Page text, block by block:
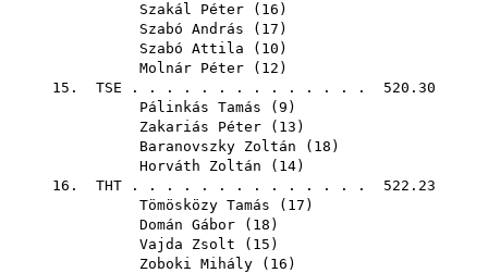
Szakál Péter ( 16 )
Szabó András ( 17 )
Szabó Attila ( 10 )
Molnár Péter ( 12 )
15. TSE . . . . . . . . . . . . . . 520.30
Pálinkás Tamás ( 9 )
Zakariás Péter ( 13 )
Baranovszky Zoltán ( 18 )
Horváth Zoltán ( 14)
16. THT . . . . . . . . . . . . . . 522.23
Tömösközy Tamás ( 17 )
Domán Gábor ( 18 )
Vajda Zsolt ( 15 )
Zoboki Mihály ( 16 )